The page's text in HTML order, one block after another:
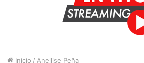
Inicio / Anellise Peña